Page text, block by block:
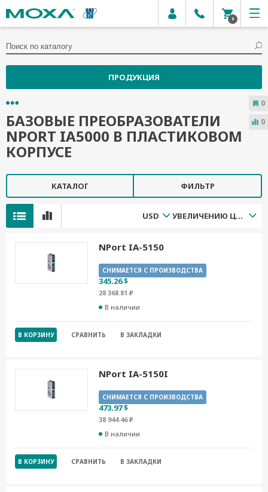
0
ПРОДУКЦИЯ
БАЗОВЫЕ ПРЕОБРАЗОВАТЕЛИ
NPORT IA5000 В ПЛАСТИКОВОМ
КОРПУСЕ
КАТАЛОГ ФИЛЬТР
USD УВЕЛИЧЕНИЮ ЦЕНЫ
NPort IA-5150
СНИМАЕТСЯ С ПРОИЗВОДСТВА
345.26 $
28 368.81 ₽
В наличии
В КОРЗИНУ СРАВНИТЬ В ЗАКЛАДКИ
NPort IA-5150I
СНИМАЕТСЯ С ПРОИЗВОДСТВА
473.97 $
38 944.46 ₽
В наличии
В КОРЗИНУ СРАВНИТЬ В ЗАКЛАДКИ
0
0